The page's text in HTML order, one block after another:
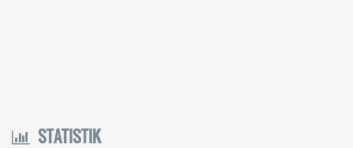
Token PLN gratis 8626 6412 021...
STATISTIK